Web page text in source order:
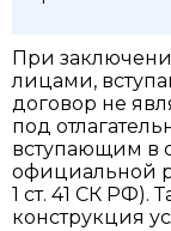
При
лицами,
договор не
под
вступающим в
официальной
1 ст. 41 СК РФ).
конструкция